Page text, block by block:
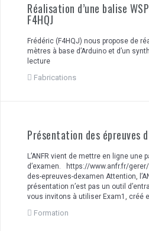
Réalisation d’une balise
F4HQJ
Frédéric (F4HQJ) nous propose de
mètres à base d’Arduino et d’un
lecture
Fabrications
Présentation des épreuves
L’ANFR vient de mettre en ligne
d’examen. https://www.anfr.fr/
des-epreuves-dexamen Attention,
présentation n’est pas un outil
vous invitons à utiliser Exam1, créé
Formation